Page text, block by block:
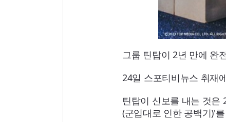
그룹 틴탑이 2년 만에 완
24일 스포티비뉴스 취재
틴탑이 신보를 내는 것은
(군입대로 인한 공백기)'